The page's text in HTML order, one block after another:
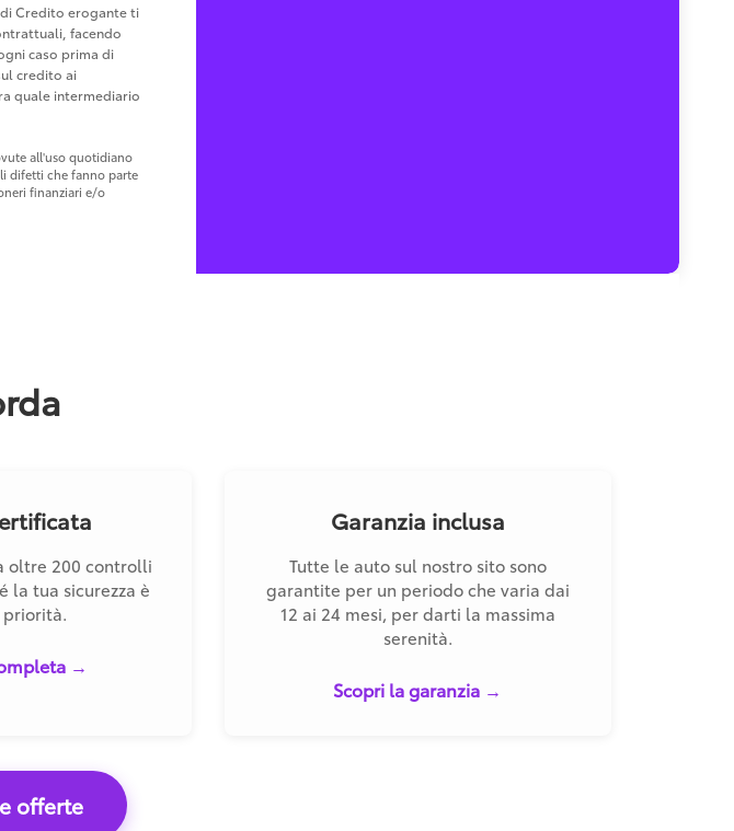
Credito erogante ti
facendo
caso prima di
credito ai
quale intermediario
all'uso quotidiano
difetti che fanno parte
finanziari e/o
oltre 200 controlli
la tua sicurezza è
→
Garanzia inclusa
Tutte le auto sul nostro sito sono
garantite per un periodo che varia dai
12 ai 24 mesi, per darti la massima
serenità.
Scopri la garanzia →
offerte